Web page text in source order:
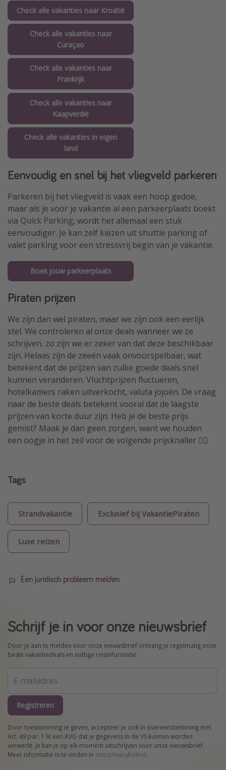
Check alle vakanties naar Kroatië
Check alle vakanties naar
Curaçao
Check alle vakanties naar
Frankrijk
Check alle vakanties naar
Kaapverdië
Check alle vakanties in eigen
land
Eenvoudig en snel bij het vliegveld parkeren
Parkeren bij het vliegveld is vaak een hoop gedoe,
maar als je voor je vakantie al een parkeerplaats boekt
via Quick Parking, wordt het allemaal een stuk
eenvoudiger. Je kan zelf kiezen uit shuttle parking of
valet parking voor een stressvrij begin van je vakantie.
Boek jouw parkeerplaats
Piraten prijzen
We zijn dan wel piraten, maar we zijn ook een eerlijk
stel. We controleren al onze deals wanneer we ze
schrijven, zo zijn we er zeker van dat deze beschikbaar
zijn. Helaas zijn de zeeën vaak onvoorspelbaar, wat
betekent dat de prijzen van zulke goede deals snel
kunnen veranderen. Vluchtprijzen fluctueren,
hotelkamers raken uitverkocht, valuta jojoën. De vraag
naar de beste deals betekent vooral dat de laagste
prijzen van korte duur zijn. Heb je de beste prijs
gemist? Maak je dan geen zorgen, want we houden
een oogje in het zeil voor de volgende prijsknaller 🏴‍☠️
Tags
Strandvakantie Exclusief bij VakantiePiraten
Luxe reizen
Een juridisch probleem melden
Schrijf je in voor onze nieuwsbrief
Door je aan te melden voor onze nieuwsbrief ontvang je regelmatig onze
beste vakantiedeals en nuttige reisinformatie.
Registreren
Door toestemming te geven, accepteer je ook in overeenstemming met
Art. 49 par. 1 lit een AVG dat je gegevens in de VS kunnen worden
verwerkt. Je kan je op elk moment uitschrijven voor onze nieuwsbrief.
Meer informatie is te vinden in ons privacybeleid.